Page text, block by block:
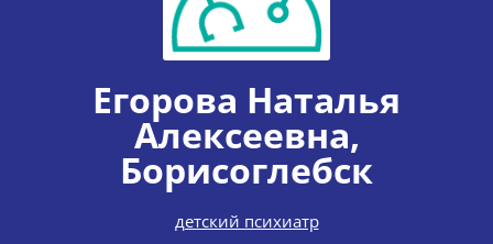
Егорова Наталья
Алексеевна,
Борисоглебск
детский психиатр